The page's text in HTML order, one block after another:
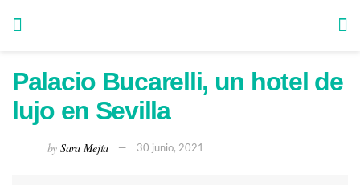
Palacio Bucarelli, un hotel de
lujo en Sevilla
by Sara Mejía 30 junio, 2021